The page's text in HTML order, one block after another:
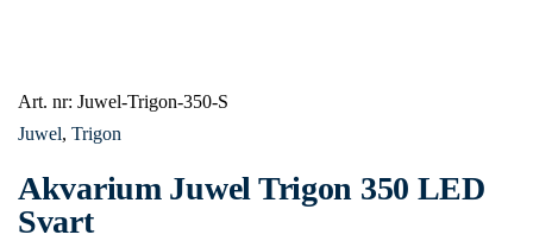
e
Art. nr: Juwel-Trigon-350-S
Juwel, Trigon
Akvarium Juwel Trigon 350 LED
Svart